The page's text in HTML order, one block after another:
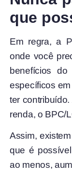
que
Em regra, a
onde você
benefícios do
específicos
ter
renda, o BPC/
Assim,
que é
ao menos,